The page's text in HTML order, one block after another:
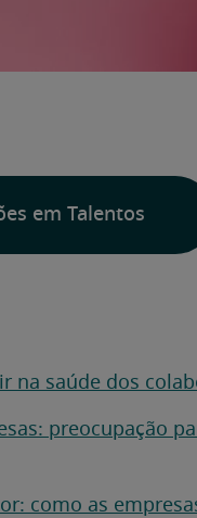
em Talentos
na saúde dos
preocupação
como as